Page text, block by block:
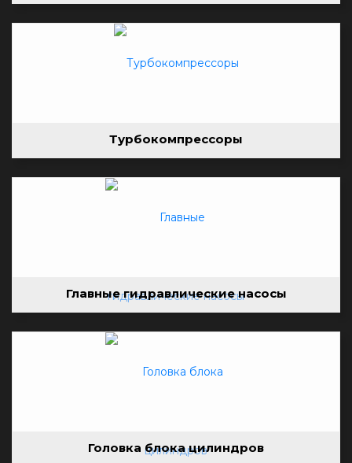
Турбокомпрессоры
Главные гидравлические насосы
Головка блока цилиндров